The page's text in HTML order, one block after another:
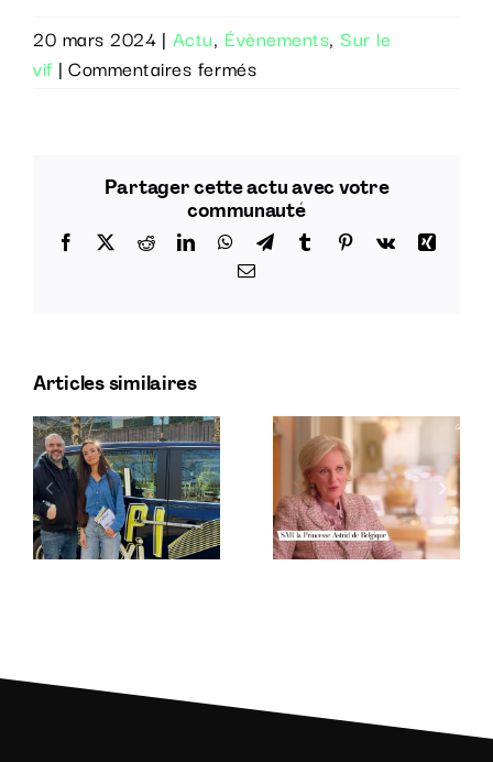
20 mars 2024 | Actu, Évènements,Sur le
vif | Commentaires ferméssur
avec
Pete
Dehorty
Partager cette actu avec votre
communauté
Facebook RedditLinkedInWhatsApp
Telegram
Tumblr Pinterest
Vk
Xing
Email
Articles similaires
Un
documentaire
sur la Princesse
Astrid de
Belgique
étalonné chez
Un nouveau
numéro de
« Rendez-vous
en terre
inconue » avec